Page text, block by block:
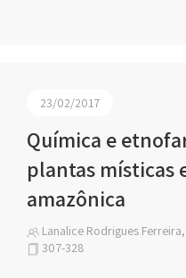
23/02/2017
Química e
plantas místicas
amazônica
Lanalice Rodrigues
307-328